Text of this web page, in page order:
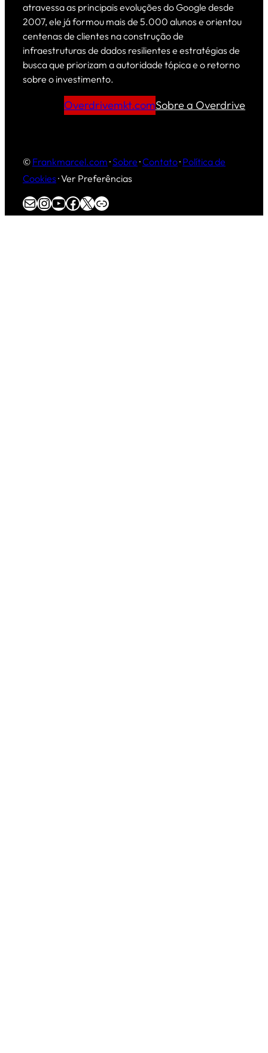
atravessa as principais evoluções do Google desde
2007, ele já formou mais de 5.000 alunos e orientou
centenas de clientes na construção de
infraestruturas de dados resilientes e estratégias de
busca que priorizam a autoridade tópica e o retorno
sobre o investimento.
Overdrivemkt.comSobre a Overdrive
© Frankmarcel.com ·Sobre ·Contato· Política de
Cookies ·Ver Preferências
E-mailInstagram
Youtube
Facebook
X Overdrive Marketing